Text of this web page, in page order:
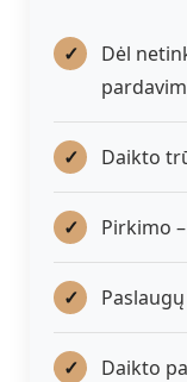
Dėl
Daikto
Pirkimo
Daikto